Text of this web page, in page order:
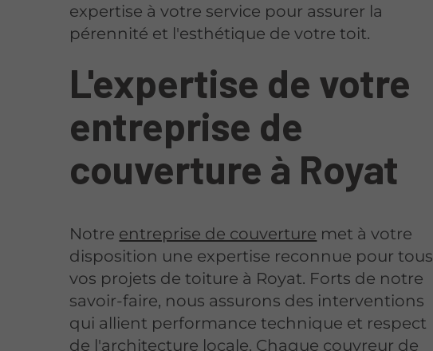
expertise à votre service pour assurer la
pérennité et l'esthétique de votre toit.
L'expertise de votre
entreprise de
couverture à Royat
Notre entreprise de couverture met à votre
disposition une expertise reconnue pour tous
vos projets de toiture à Royat. Forts de notre
savoir-faire, nous assurons des interventions
qui allient performance technique et respect
de l'architecture locale. Chaque couvreur de